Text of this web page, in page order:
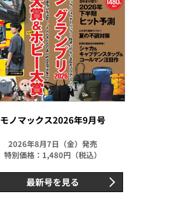
モノマックス2026年9月号
2026年8月7日（金）発売
特別価格：1,480円（税込）
最新号を見る